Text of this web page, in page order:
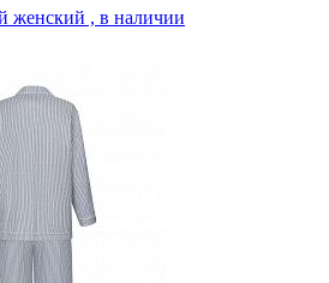
, в наличии